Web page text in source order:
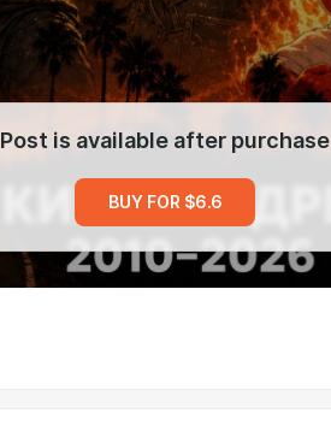
Post is available after purchase
BUY FOR $6.6